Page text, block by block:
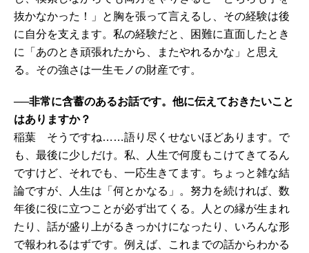
抜かなかった！」と胸を張って言えるし、その経験は後
に自分を支えます。私の経験だと、困難に直面したとき
に「あのとき頑張れたから、またやれるかな」と思え
る。その強さは一生モノの財産です。
──非常に含蓄のあるお話です。他に伝えておきたいこと
はありますか？
稲葉 そうですね……語り尽くせないほどあります。で
も、最後に少しだけ。私、人生で何度もこけてきてるん
ですけど、それでも、一応生きてます。ちょっと雑な結
論ですが、人生は「何とかなる」。努力を続ければ、数
年後に役に立つことが必ず出てくる。人との縁が生まれ
たり、話が盛り上がるきっかけになったり、いろんな形
で報われるはずです。例えば、これまでの話からわかる